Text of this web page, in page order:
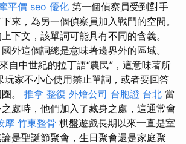
平價 seo 優化 第一個偵察員受到對手
來，為另一個偵察員加入戰鬥的空間。
下文，該單詞可能具有不同的含義。
外這個詞總是意味著邊界外的區域。
自中世紀的拉丁語“農民”，這意味著所
玩家不小心使用禁止單詞，或者要回答
。 推拿 整復 外燴公司 台胞證 台北 當
處時，他們加入了藏身之處，這通常會
摩 竹東整骨 棋盤遊戲長期以來一直是室
是聖誕節聚會，生日聚會還是家庭聚